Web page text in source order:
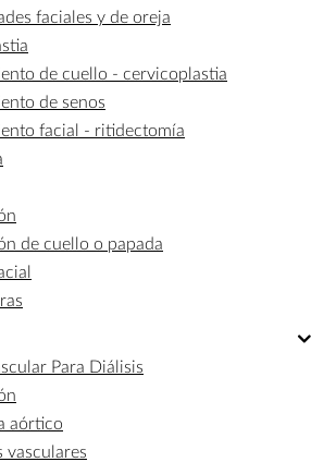
faciales y de oreja
de cuello - cervicoplastia
de senos
facial - ritidectomía
de cuello o papada
Para Diálisis
aórtico
vasculares